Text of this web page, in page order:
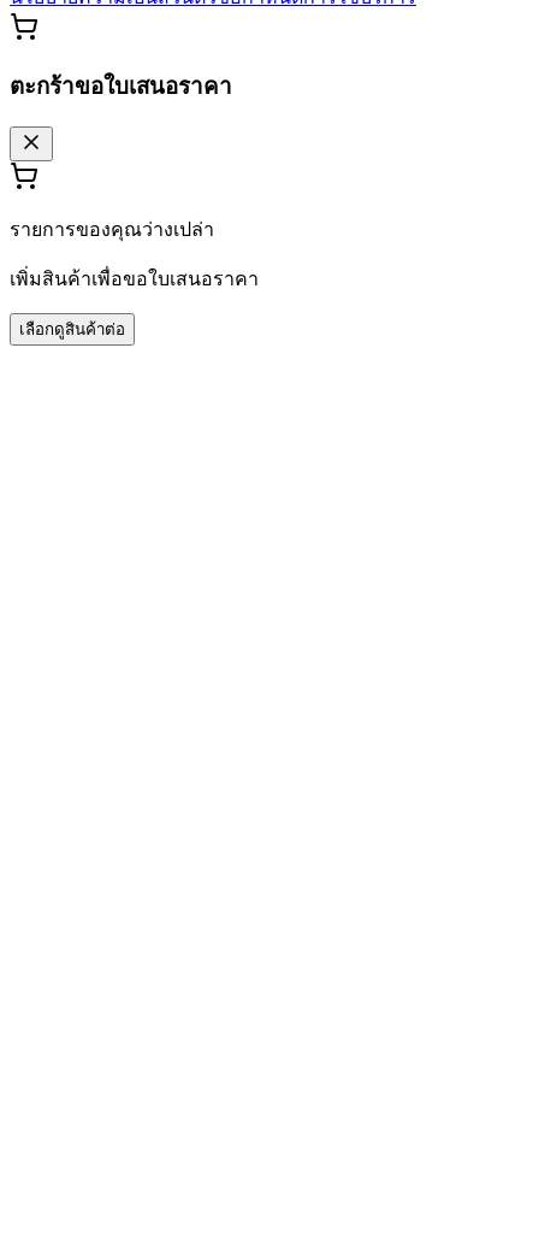
ตะกร้าขอใบเสนอราคา
รายการของคุณว่างเปล่า
เพิ่มสินค้าเพื่อขอใบเสนอราคา
เลือกดูสินค้าต่อ